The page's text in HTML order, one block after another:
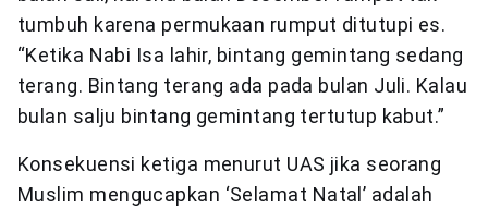
tumbuh karena permukaan rumput ditutupi es.
“Ketika Nabi Isa lahir, bintang gemintang sedang
terang. Bintang terang ada pada bulan Juli. Kalau
bulan salju bintang gemintang tertutup kabut.”
Konsekuensi ketiga menurut UAS jika seorang
Muslim mengucapkan ‘Selamat Natal’ adalah